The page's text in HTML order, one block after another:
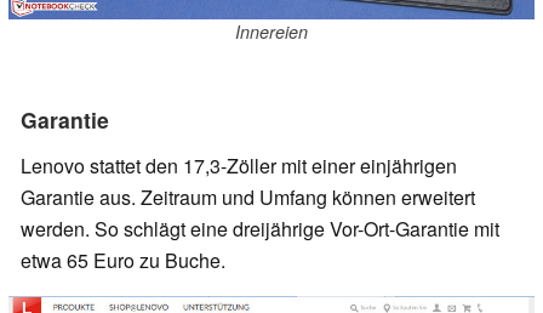
Innereien
Garantie
Lenovo stattet den 17,3-Zöller mit einer einjährigen
Garantie aus. Zeitraum und Umfang können erweitert
werden. So schlägt eine dreijährige Vor-Ort-Garantie mit
etwa 65 Euro zu Buche.